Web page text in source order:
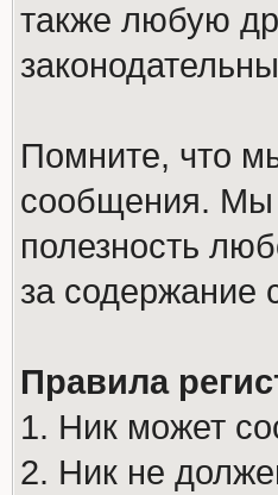
также любую
Помните, что
сообщения. Мы
полезность
за содержание
Правила
1. Ник может
2. Ник не